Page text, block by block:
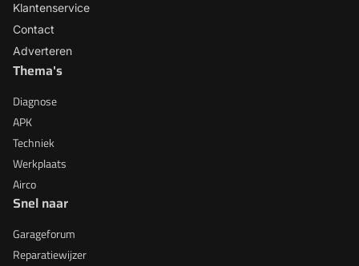
Klantenservice
Contact
Adverteren
Thema's
Diagnose
APK
Techniek
Werkplaats
Airco
Snel naar
Garageforum
Reparatiewijzer